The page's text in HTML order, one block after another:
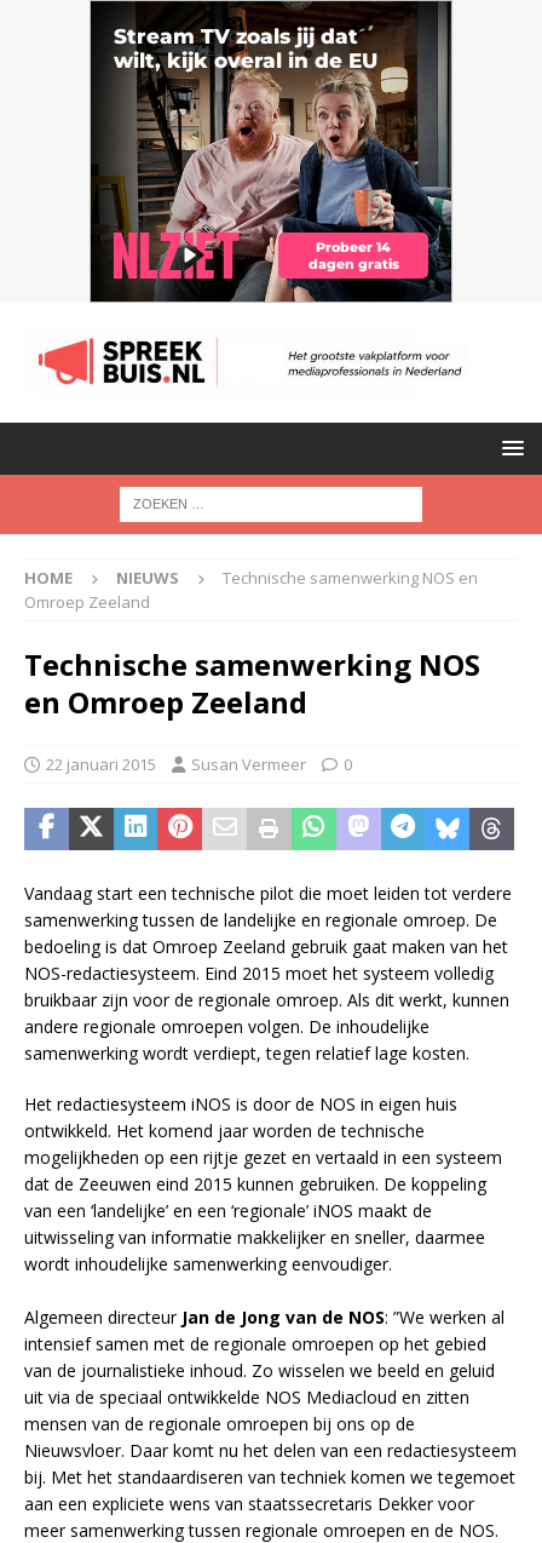
HOME NIEUWS
Technische samenwerking NOS en
Omroep Zeeland
Technische samenwerking NOS
en Omroep Zeeland
22 januari 2015 Susan Vermeer 0
Vandaag start een technische pilot die moet leiden tot verdere
samenwerking tussen de landelijke en regionale omroep. De
bedoeling is dat Omroep Zeeland gebruik gaat maken van het
NOS-redactiesysteem. Eind 2015 moet het systeem volledig
bruikbaar zijn voor de regionale omroep. Als dit werkt, kunnen
andere regionale omroepen volgen. De inhoudelijke
samenwerking wordt verdiept, tegen relatief lage kosten.
Het redactiesysteem iNOS is door de NOS in eigen huis
ontwikkeld. Het komend jaar worden de technische
mogelijkheden op een rijtje gezet en vertaald in een systeem
dat de Zeeuwen eind 2015 kunnen gebruiken. De koppeling
van een ‘landelijke’ en een ‘regionale’ iNOS maakt de
uitwisseling van informatie makkelijker en sneller, daarmee
wordt inhoudelijke samenwerking eenvoudiger.
Algemeen directeur Jan de Jong van de NOS: ”We werken al
intensief samen met de regionale omroepen op het gebied
van de journalistieke inhoud. Zo wisselen we beeld en geluid
uit via de speciaal ontwikkelde NOS Mediacloud en zitten
mensen van de regionale omroepen bij ons op de
Nieuwsvloer. Daar komt nu het delen van een redactiesysteem
bij. Met het standaardiseren van techniek komen we tegemoet
aan een expliciete wens van staatssecretaris Dekker voor
meer samenwerking tussen regionale omroepen en de NOS.